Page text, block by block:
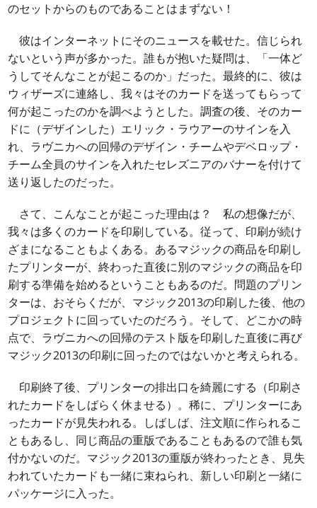
のセットからのものであることはまずない！
彼はインターネットにそのニュースを載せた。信じられ
ないという声が多かった。誰もが抱いた疑問は、「一体ど
うしてそんなことが起こるのか」だった。最終的に、彼は
ウィザーズに連絡し、我々はそのカードを送ってもらって
何が起こったのかを調べようとした。調査の後、そのカー
ドに（デザインした）エリック・ラウアーのサインを入
れ、ラヴニカへの回帰のデザイン・チームやデベロップ・
チーム全員のサインを入れたセレズニアのバナーを付けて
送り返したのだった。
さて、こんなことが起こった理由は？ 私の想像だが、
我々は多くのカードを印刷している。従って、印刷が続け
ざまになることもよくある。あるマジックの商品を印刷し
たプリンターが、終わった直後に別のマジックの商品を印
刷する準備を始めるということもあるのだ。問題のプリン
ターは、おそらくだが、マジック2013の印刷した後、他の
プロジェクトに回っていたのだろう。そして、どこかの時
点で、ラヴニカへの回帰のテスト版を印刷した直後に再び
マジック2013の印刷に回ったのではないかと考えられる。
印刷終了後、プリンターの排出口を綺麗にする（印刷さ
れたカードをしばらく休ませる）。稀に、プリンターにあ
ったカードが見失われる。しばしば、注文順に作られるこ
ともあるし、同じ商品の重版であることもあるので誰も気
付かないのだ。マジック2013の重版が終わったとき、見失
われていたカードも一緒に束ねられ、新しい印刷と一緒に
パッケージに入った。